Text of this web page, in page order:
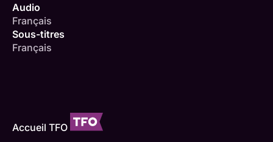
Audio
Français
Sous-titres
Français
Accueil TFO